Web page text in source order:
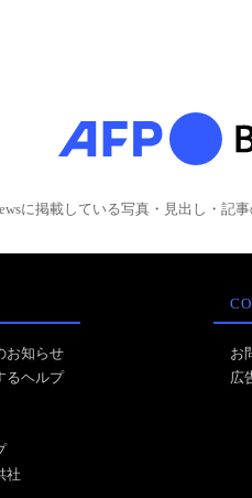
に掲載している写真・見出し・記
お知らせ
るヘルプ
社
お
広